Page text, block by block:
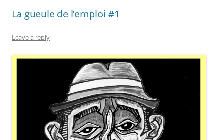
La gueule de l’emploi #1
Leave a reply